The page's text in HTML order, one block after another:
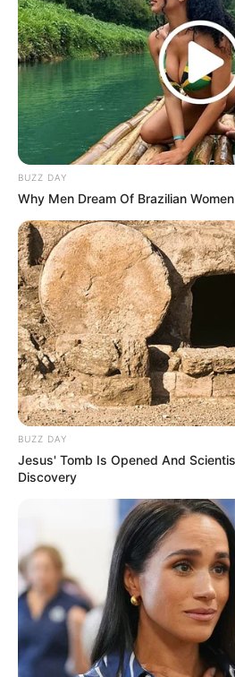
Sahila
20
fans love
Tanggal Lahir:
20 April1992
Tempat
Bogor,
Umur:
34 Tahun
Profesi:
Aktris,
Sahila Hisyam adalah seorang aktris,
yang berasal dari Bogor, Jawa Barat.
Ia dikenal lewat web series berjudul
BUZZ DAY
Why Men Dream Of Brazilian
BUZZ DAY
Jesus' Tomb Is Opened And
Discovery